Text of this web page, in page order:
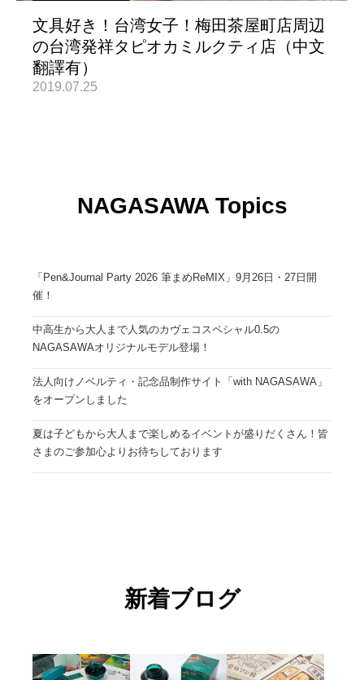
文具好き！台湾女子！梅田茶屋町店周辺
の台湾発祥タピオカミルクティ店（中文
翻譯有）
2019.07.25
NAGASAWA Topics
「Pen&Journal Party 2026 筆まめReMIX」9月26日・27日開
催！
中高生から大人まで人気のカヴェコスペシャル0.5の
NAGASAWAオリジナルモデル登場！
法人向けノベルティ・記念品制作サイト「with NAGASAWA」
をオープンしました
夏は子どもから大人まで楽しめるイベントが盛りだくさん！皆
さまのご参加心よりお待ちしております
新着ブログ